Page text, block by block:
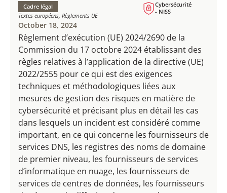
Règlement d’exécution (UE) 2024/2690 de la
Commission du 17 octobre 2024 établissant des
règles relatives à l’application de la directive (UE)
2022/2555 pour ce qui est des exigences
techniques et méthodologiques liées aux
mesures de gestion des risques en matière de
cybersécurité et précisant plus en détail les cas
dans lesquels un incident est considéré comme
important, en ce qui concerne les fournisseurs de
services DNS, les registres des noms de domaine
de premier niveau, les fournisseurs de services
d’informatique en nuage, les fournisseurs de
services de centres de données, les fournisseurs
Cadre légal
Textes européens, Règlements UE
Cybersécurité
- NISS
October 18, 2024